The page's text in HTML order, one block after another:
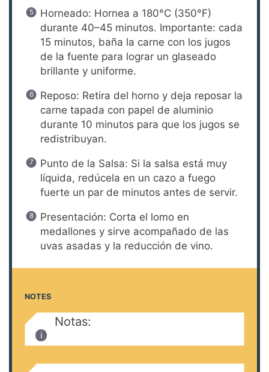
Horneado: Hornea a 180°C (350°F)
durante 40–45 minutos. Importante: cada
15 minutos, baña la carne con los jugos
de la fuente para lograr un glaseado
brillante y uniforme.
Reposo: Retira del horno y deja reposar la
carne tapada con papel de aluminio
durante 10 minutos para que los jugos se
redistribuyan.
Punto de la Salsa: Si la salsa está muy
líquida, redúcela en un cazo a fuego
fuerte un par de minutos antes de servir.
Presentación: Corta el lomo en
medallones y sirve acompañado de las
uvas asadas y la reducción de vino.
NOTES
Notas: